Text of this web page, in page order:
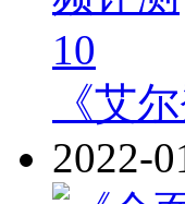
10
《艾
2022-